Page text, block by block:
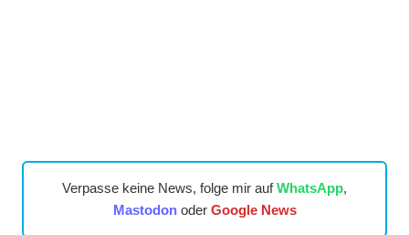
Verpasse keine News, folge mir aufWhatsApp,
Mastodonoder Google News